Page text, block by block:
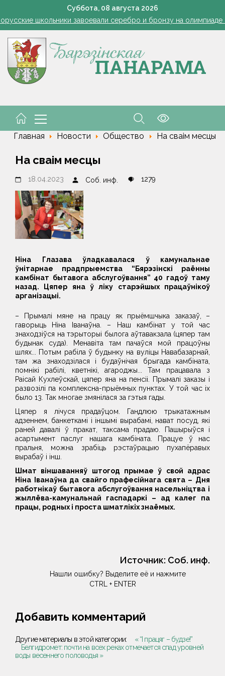
Суббота, 08 августа 2026
рыцарский турнир. В Малорите проведут фестиваль "Са
школьники завоевали серебро и бронзу на
в Беларуси в выходные: местами кратковременные дожди,
Как часто нужно измерять сахар в крови, рассказала
рыцарский турнир. В Малорите проведут фестиваль "Са
Главная Новости Общество На сваім месцы
На сваім месцы
18.04.2023 Соб. инф. 1279
Ніна Глазава ўладкавалася ў камунальнае
ўнітарнае прадпрыемства “Бярэзінскі раённы
камбінат бытавога абслугоўвання” 40 гадоў таму
назад. Цяпер яна ў ліку старэйшых працаўнікоў
арганізацыі.
– Прымалі мяне на працу як прыёмшчыка заказаў, –
гаворыць Ніна Іванаўна. – Наш камбінат у той час
знаходзіўся на тэрыторыі былога аўтавакзала (цяпер там
будынак суда). Менавіта там пачаўся мой працоўны
шлях... Потым рабіла ў будынку на вуліцы Навабазарнай,
там жа знаходзілася і будаўнічая брыгада камбіната,
помнікі рабілі, кветнікі, агароджы... Там працавала з
Раісай Кухлеўскай, цяпер яна на пенсіі. Прымалі заказы і
развозілі па комплексна-прыёмных пунктах. У той час іх
было 13. Так многае змянілася за гэтыя гады.
Цяпер я лічуся прадаўцом. Гандлюю трыкатажным
адзеннем, банкеткамі і іншымі вырабамі, нават посуд, які
раней давалі ў пракат, таксама прадаю. Пашырыўся і
асартымент паслуг нашага камбіната. Працуе ў нас
пральня, можна зрабіць рэстаўрацыю пухапёравых
вырабаў і інш.
Шмат віншаванняў штогод прымае ў свой адрас
Ніна Іванаўна да свайго прафесійнага свята – Дня
работнікаў бытавога абслугоўвання насельніцтва і
жыллёва-камунальнай гаспадаркі – ад калег па
працы, родных і проста шматлікіх знаёмых.
Источник: Соб. инф.
Нашли ошибку? Выделите её и нажмите
CTRL + ENTER
Добавить комментарий
Другие материалы в этой категории:
« “І працяг – будзе!”
Белгидромет: почти на всех реках отмечается спад уровней
воды весеннего половодья »